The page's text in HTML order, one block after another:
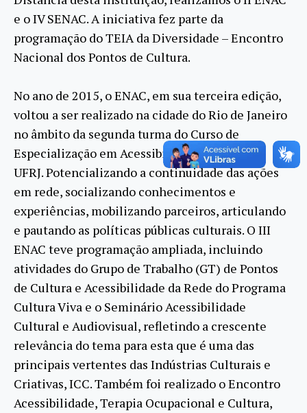
e o IV SENAC. A iniciativa fez parte da
programação do TEIA da Diversidade – Encontro
Nacional dos Pontos de Cultura.
No ano de 2015, o ENAC, em sua terceira edição,
voltou a ser realizado na cidade do Rio de Janeiro
no âmbito da segunda turma do Curso de
Especialização em Acessibilidade Cultural da
UFRJ. Potencializando a continuidade das ações
em rede, socializando conhecimentos e
experiências, mobilizando parceiros, articulando
e pautando as políticas públicas culturais. O III
ENAC teve programação ampliada, incluindo
atividades do Grupo de Trabalho (GT) de Pontos
de Cultura e Acessibilidade da Rede do Programa
Cultura Viva e o Seminário Acessibilidade
Cultural e Audiovisual, refletindo a crescente
relevância do tema para esta que é uma das
principais vertentes das Indústrias Culturais e
Criativas, ICC. Também foi realizado o Encontro
Acessibilidade, Terapia Ocupacional e Cultura,